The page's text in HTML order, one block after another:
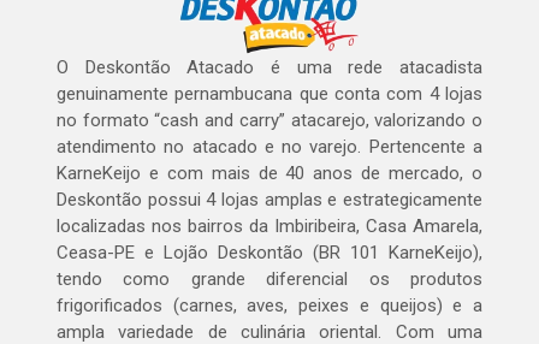
O Deskontão Atacado é uma rede atacadista
genuinamente pernambucana que conta com 4 lojas
no formato “cash and carry” atacarejo, valorizando o
atendimento no atacado e no varejo. Pertencente a
KarneKeijo e com mais de 40 anos de mercado, o
Deskontão possui 4 lojas amplas e estrategicamente
localizadas nos bairros da Imbiribeira, Casa Amarela,
Ceasa-PE e Lojão Deskontão (BR 101 KarneKeijo),
tendo como grande diferencial os produtos
frigorificados (carnes, aves, peixes e queijos) e a
ampla variedade de culinária oriental. Com uma